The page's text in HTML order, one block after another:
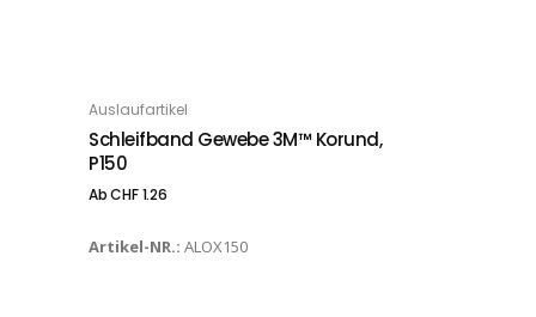
OPTIONS
Auslaufartikel
Schleifband Gewebe 3M™ Korund,
P150
AbCHF1.26
Artikel-NR.: ALOX150